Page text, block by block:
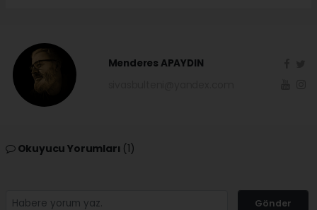
Menderes APAYDIN
Okuyucu Yorumları (1)
Gönder